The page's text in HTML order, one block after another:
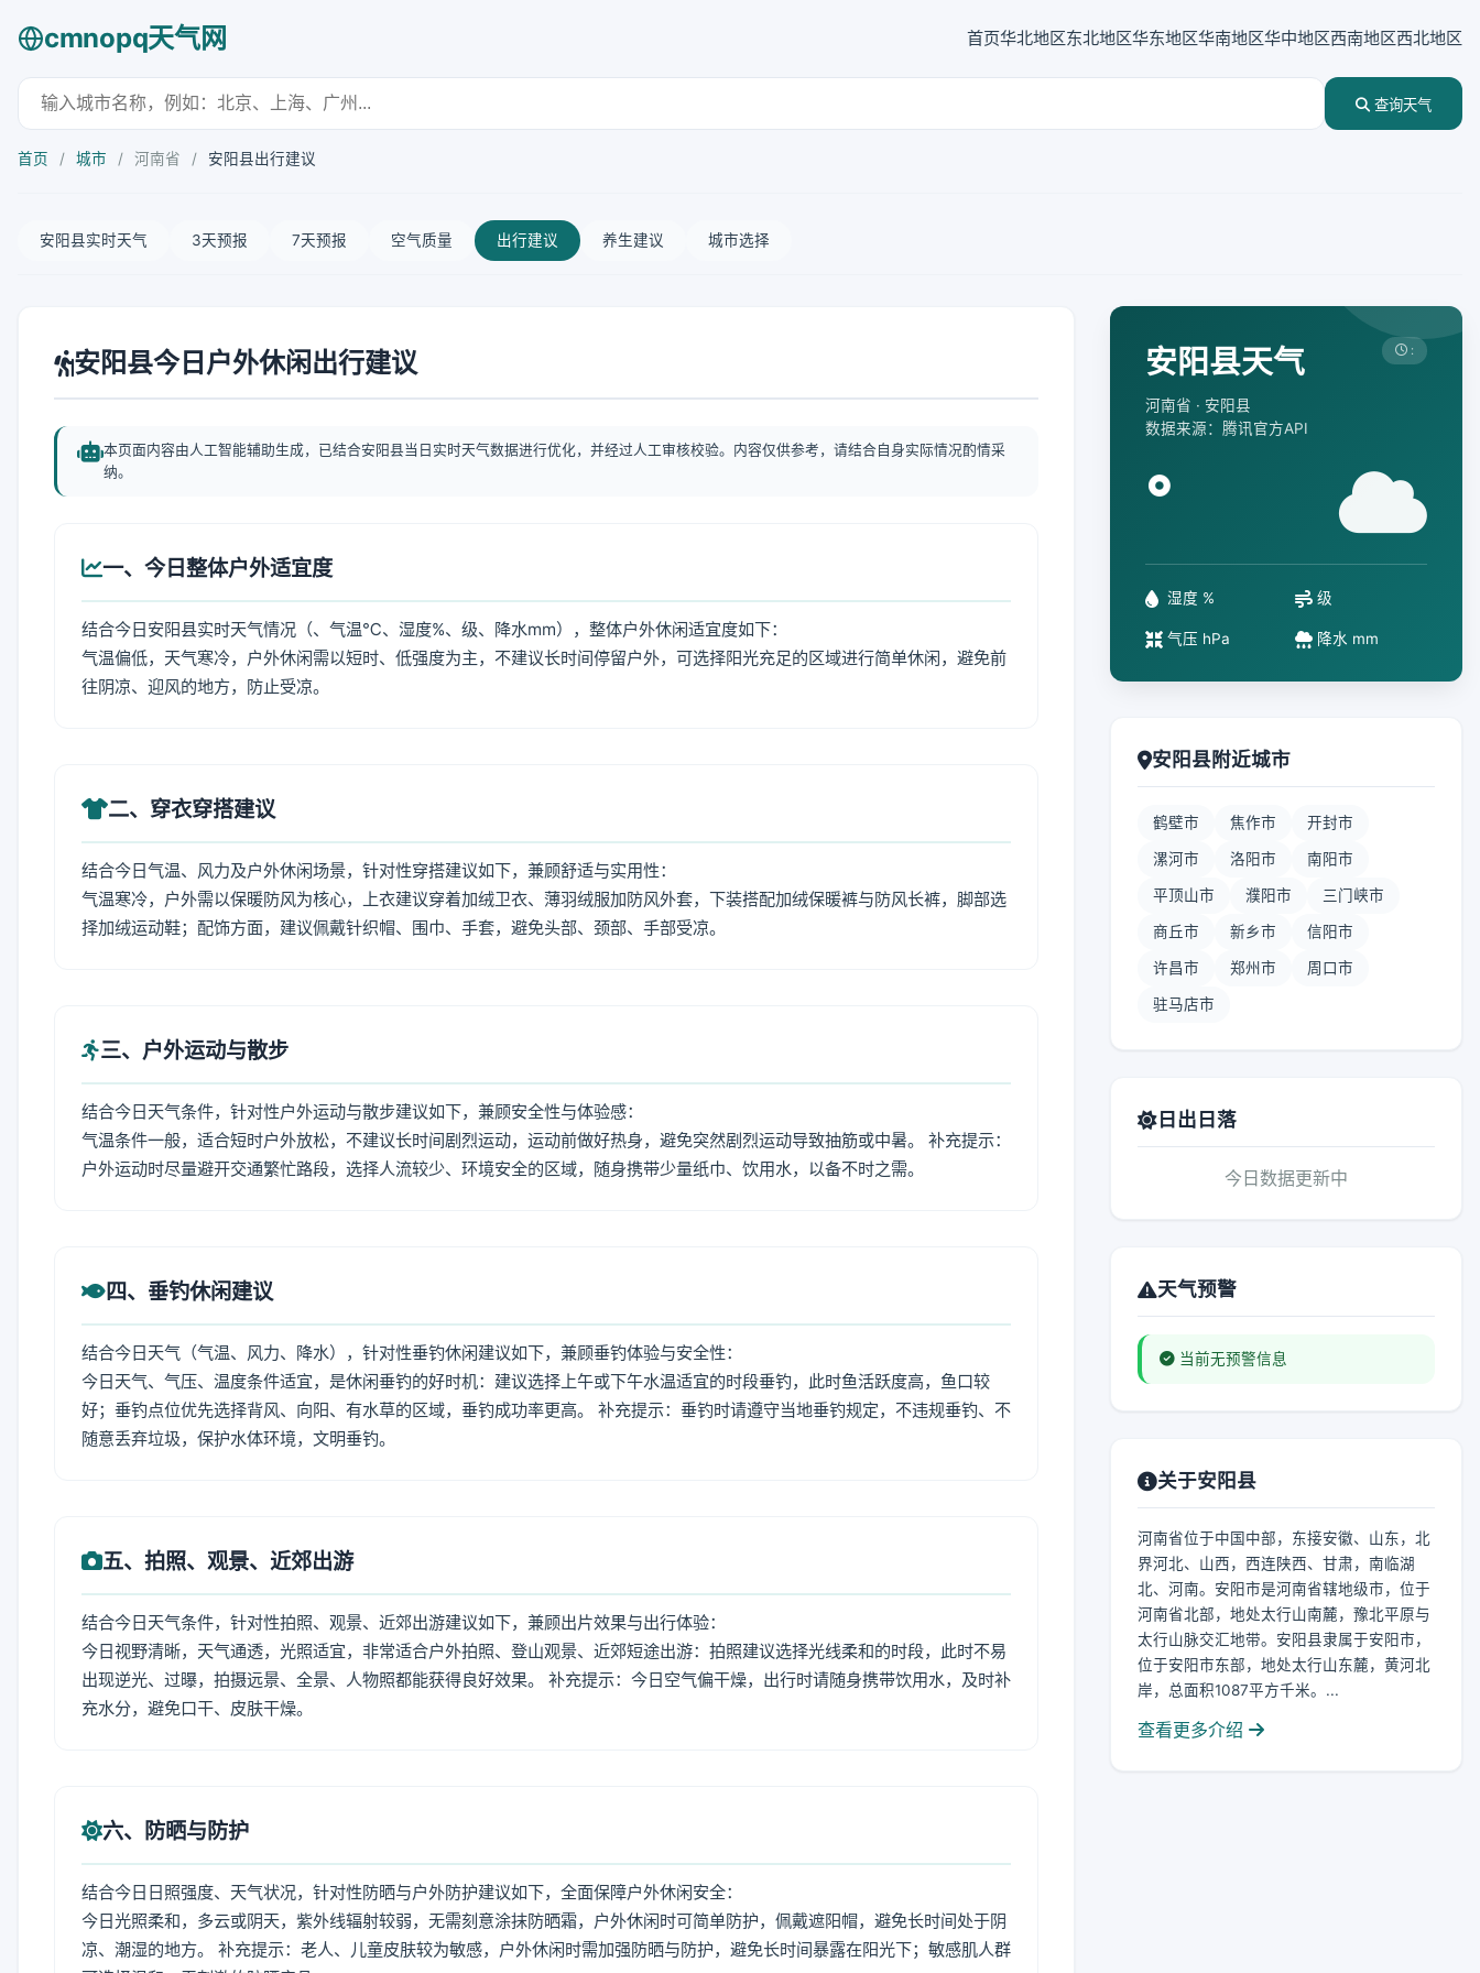
cmnopq天气网 首页华北地区东北地区华东地区华南地区华中地区西南地区西北地区
查询天气
首页 / 城市 / 河南省 / 安阳县出行建议
安阳县实时天气 3天预报 7天预报 空气质量 出行建议 养生建议 城市选择
安阳县今日户外休闲出行建议
本页面内容由人工智能辅助生成，已结合安阳县当日实时天气数据进行优化，并经过人工审核校验。内容仅供参考，请结合自身实际情况酌情采
纳。
一、今日整体户外适宜度
结合今日安阳县实时天气情况（、气温℃、湿度%、级、降水mm），整体户外休闲适宜度如下：
气温偏低，天气寒冷，户外休闲需以短时、低强度为主，不建议长时间停留户外，可选择阳光充足的区域进行简单休闲，避免前
往阴凉、迎风的地方，防止受凉。
二、穿衣穿搭建议
结合今日气温、风力及户外休闲场景，针对性穿搭建议如下，兼顾舒适与实用性：
气温寒冷，户外需以保暖防风为核心，上衣建议穿着加绒卫衣、薄羽绒服加防风外套，下装搭配加绒保暖裤与防风长裤，脚部选
择加绒运动鞋；配饰方面，建议佩戴针织帽、围巾、手套，避免头部、颈部、手部受凉。
三、户外运动与散步
结合今日天气条件，针对性户外运动与散步建议如下，兼顾安全性与体验感：
气温条件一般，适合短时户外放松，不建议长时间剧烈运动，运动前做好热身，避免突然剧烈运动导致抽筋或中暑。 补充提示：
户外运动时尽量避开交通繁忙路段，选择人流较少、环境安全的区域，随身携带少量纸巾、饮用水，以备不时之需。
四、垂钓休闲建议
结合今日天气（气温、风力、降水），针对性垂钓休闲建议如下，兼顾垂钓体验与安全性：
今日天气、气压、温度条件适宜，是休闲垂钓的好时机：建议选择上午或下午水温适宜的时段垂钓，此时鱼活跃度高，鱼口较
好；垂钓点位优先选择背风、向阳、有水草的区域，垂钓成功率更高。 补充提示：垂钓时请遵守当地垂钓规定，不违规垂钓、不
随意丢弃垃圾，保护水体环境，文明垂钓。
五、拍照、观景、近郊出游
结合今日天气条件，针对性拍照、观景、近郊出游建议如下，兼顾出片效果与出行体验：
今日视野清晰，天气通透，光照适宜，非常适合户外拍照、登山观景、近郊短途出游：拍照建议选择光线柔和的时段，此时不易
出现逆光、过曝，拍摄远景、全景、人物照都能获得良好效果。 补充提示：今日空气偏干燥，出行时请随身携带饮用水，及时补
充水分，避免口干、皮肤干燥。
六、防晒与防护
结合今日日照强度、天气状况，针对性防晒与户外防护建议如下，全面保障户外休闲安全：
今日光照柔和，多云或阴天，紫外线辐射较弱，无需刻意涂抹防晒霜，户外休闲时可简单防护，佩戴遮阳帽，避免长时间处于阴
凉、潮湿的地方。 补充提示：老人、儿童皮肤较为敏感，户外休闲时需加强防晒与防护，避免长时间暴露在阳光下；敏感肌人群
安阳县天气
河南省 · 安阳县
数据来源：腾讯官方API
:
°
湿度 % 级
气压 hPa 降水 mm
安阳县附近城市
鹤壁市 焦作市 开封市
漯河市 洛阳市 南阳市
平顶山市 濮阳市 三门峡市
商丘市 新乡市 信阳市
许昌市 郑州市 周口市
驻马店市
日出日落
今日数据更新中
天气预警
当前无预警信息
关于安阳县
河南省位于中国中部，东接安徽、山东，北
界河北、山西，西连陕西、甘肃，南临湖
北、河南。安阳市是河南省辖地级市，位于
河南省北部，地处太行山南麓，豫北平原与
太行山脉交汇地带。安阳县隶属于安阳市，
位于安阳市东部，地处太行山东麓，黄河北
岸，总面积1087平方千米。...
查看更多介绍